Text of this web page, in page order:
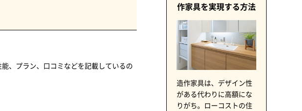
、プラン、口コミなどを記載しているの
作家具を実現する方法
造作家具は、デザイン性
がある代わりに高額にな
りがち。ローコストの住